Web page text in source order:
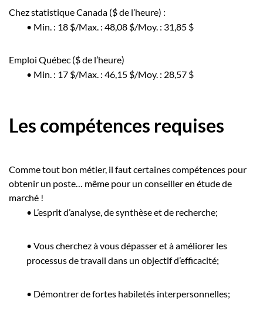
Chez statistique Canada ($ de l’heure) :
• Min. : 18 $/Max. : 48,08 $/Moy. : 31,85 $
Emploi Québec ($ de l’heure)
• Min. : 17 $/Max. : 46,15 $/Moy. : 28,57 $
Les compétences requises
Comme tout bon métier, il faut certaines compétences pour
obtenir un poste… même pour un conseiller en étude de
marché !
• L’esprit d’analyse, de synthèse et de recherche;
• Vous cherchez à vous dépasser et à améliorer les
processus de travail dans un objectif d’efficacité;
• Démontrer de fortes habiletés interpersonnelles;